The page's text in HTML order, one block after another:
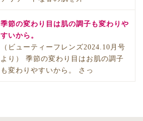
季節の変わり目は肌の調子も変わりや
すいから。
（ビューティーフレンズ2024.10月号
より） 季節の変わり目はお肌の調子
も変わりやすいから。 さっ